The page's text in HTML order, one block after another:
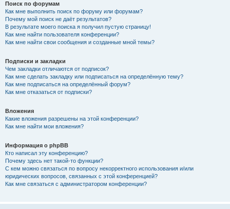
Поиск по форумам
Как мне выполнить поиск по форуму или форумам?
Почему мой поиск не даёт результатов?
В результате моего поиска я получил пустую страницу!
Как мне найти пользователя конференции?
Как мне найти свои сообщения и созданные мной темы?
Подписки и закладки
Чем закладки отличаются от подписок?
Как мне сделать закладку или подписаться на определённую тему?
Как мне подписаться на определённый форум?
Как мне отказаться от подписки?
Вложения
Какие вложения разрешены на этой конференции?
Как мне найти мои вложения?
Информация о phpBB
Кто написал эту конференцию?
Почему здесь нет такой-то функции?
С кем можно связаться по вопросу некорректного использования и/или
юридических вопросов, связанных с этой конференцией?
Как мне связаться с администратором конференции?